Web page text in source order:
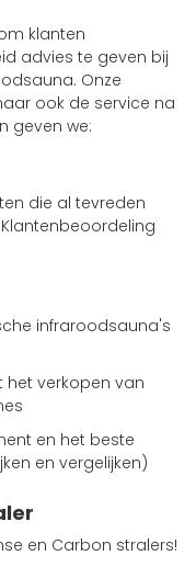
klanten
advies te geven bij
Onze
ook de service na
geven we:
die al tevreden
infraroodsauna's
het verkopen van
en het beste
en vergelijken)
en Carbon stralers!